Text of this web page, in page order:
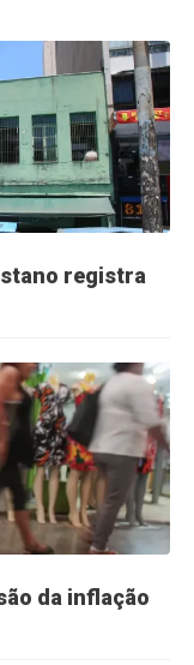
registra
da inflação